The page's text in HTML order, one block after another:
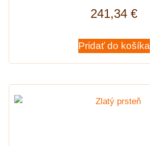
241,34 €
Pridať do košíka